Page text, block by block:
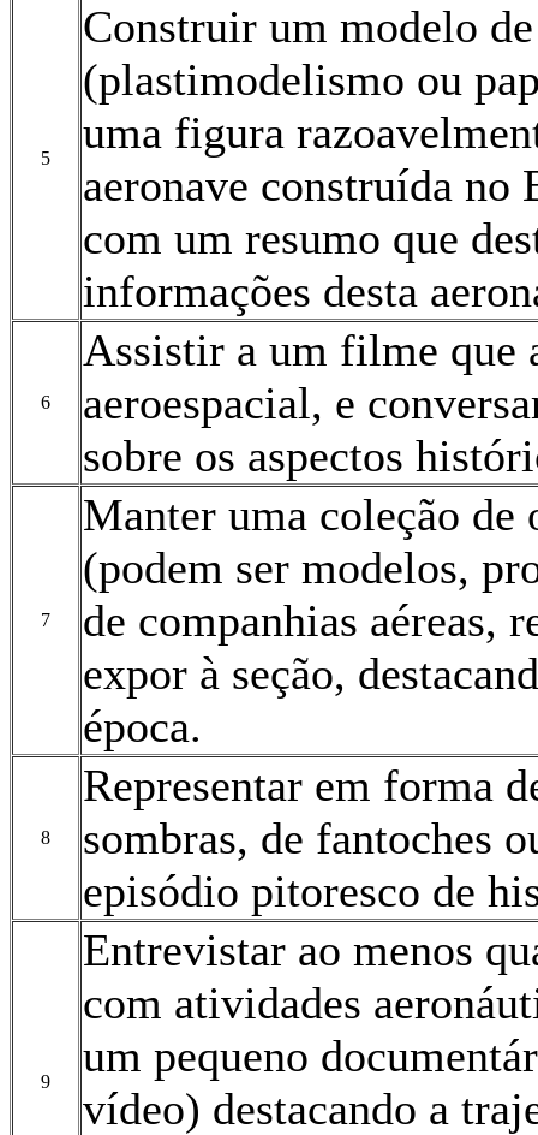
5
Construir um modelo
(plastimodelismo ou
uma figura
aeronave construída no
com um resumo que
informações desta
6
Assistir a um filme que
aeroespacial, e
sobre os aspectos
7
Manter uma coleção de
(podem ser modelos,
de companhias aéreas,
expor à seção,
época.
8
Representar em forma
sombras, de fantoches
episódio pitoresco de
9
Entrevistar ao menos
com atividades
um pequeno
vídeo) destacando a